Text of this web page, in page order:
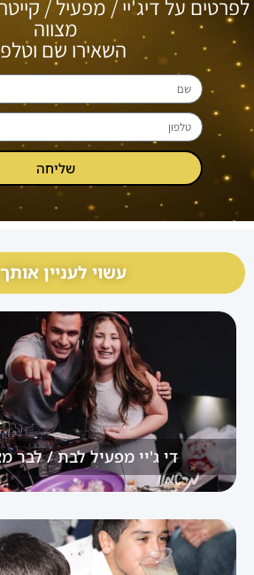
לפרטים על דיג'יי / מפעיל /
מצווה
השאירו שם
שליחה
עשוי לעניין
די ג'יי מפעיל לבת / לבר